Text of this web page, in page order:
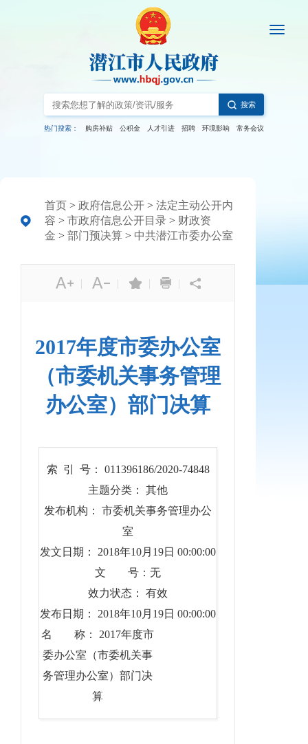
搜索
热门搜索： 购房补贴 公积金 人才引进 招聘 环境影响 常务会议
首页 > 政府信息公开 > 法定主动公开内
容 > 市政府信息公开目录 > 财政资
金 > 部门预决算 > 中共潜江市委办公室
| | | |
2017年度市委办公室
（市委机关事务管理
办公室）部门决算
索 引 号： 011396186/2020-74848
主题分类： 其他
发布机构： 市委机关事务管理办公
室
发文日期： 2018年10月19日 00:00:00
文 号：无
效力状态： 有效
发布日期： 2018年10月19日 00:00:00
名 称： 2017年度市
委办公室（市委机关事
务管理办公室）部门决
算